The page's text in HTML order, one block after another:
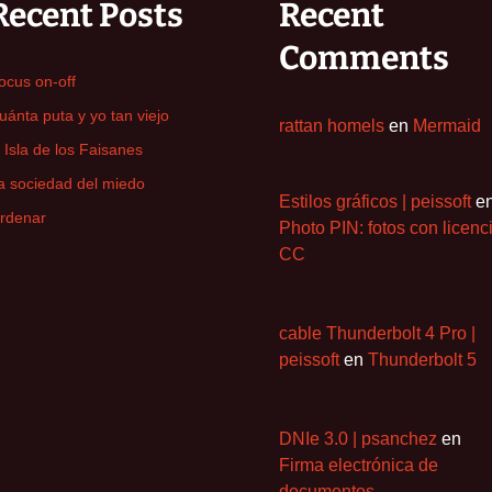
Posts
on-off
puta y yo tan viejo
Isla de los Faisanes
sociedad del miedo
Recent
Comments
rattan homels en Mermaid
Estilos gráficos | peissoft
Photo PIN: fotos con
CC
cable Thunderbolt 4 Pro |
peissoften Thunderbolt 5
DNIe 3.0 | psanchez en
Firma electrónica de